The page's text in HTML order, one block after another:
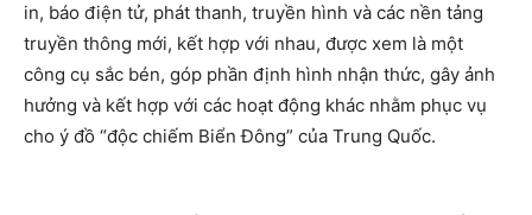
in, báo điện tử, phát thanh, truyền hình và các nền tảng
truyền thông mới, kết hợp với nhau, được xem là một
công cụ sắc bén, góp phần định hình nhận thức, gây ảnh
hưởng và kết hợp với các hoạt động khác nhằm phục vụ
cho ý đồ “độc chiếm Biển Đông” của Trung Quốc.